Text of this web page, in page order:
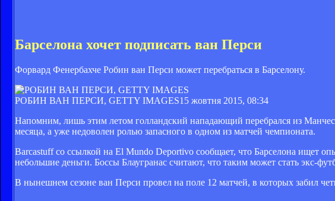
Барселона хочет подписать ван Перси
Форвард Фенербахче Робин ван Перси может перебраться в Барселону.
РОБИН ВАН ПЕРСИ, GETTY IMAGES15 жовтня 2015, 08:34
Напомним, лишь этим летом голландский нападающий перебрался из
месяца, а уже недоволен ролью запасного в одном из матчей чемпионата.
Barcastuff со ссылкой на El Mundo Deportivo сообщает, что Барселона ищет
небольшие деньги. Боссы Блаугранас считают, что таким может стать экс-
В нынешнем сезоне ван Перси провел на поле 12 матчей, в которых забил